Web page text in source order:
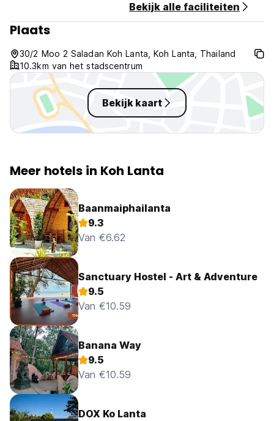
Bekijk alle faciliteiten
Plaats
30/2 Moo 2 Saladan Koh Lanta, Koh Lanta, Thailand
10.3km van het stadscentrum
Bekijk kaart
Meer hotels in Koh Lanta
Baanmaiphailanta
9.3
Van €6.62
Sanctuary Hostel - Art & Adventure
9.5
Van €10.59
Banana Way
9.5
Van €10.59
DOX Ko Lanta